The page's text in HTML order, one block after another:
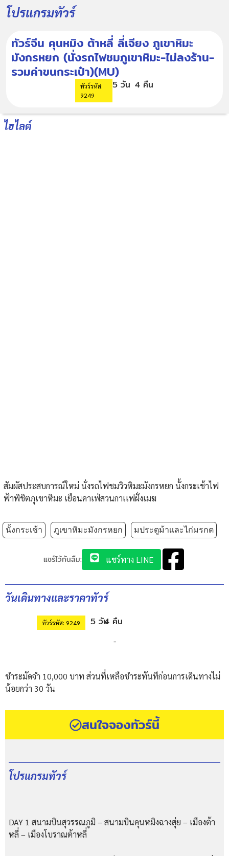
โปรแกรมทัวร์
ทัวร์จีน คุนหมิง ต้าหลี่ ลี่เจียง ภูเขาหิมะ
มังกรหยก (นั่งรถไฟชมภูเขาหิมะ-ไม่ลงร้าน-
รวมค่าขนกระเป๋า)(MU)
ทัวร์รหัส:
9249
5 วัน 4 คืน
ไฮไลต์
สัมผัสประสบการณ์ใหม่ นั่งรถไฟชมวิวหิมะมังกรหยก นั้งกระเช้าไฟ
ฟ้าพิชิตภุเขาหิมะ เยือนคาเฟ่สวนกาเเฟฝั่งเมฆ
นั้งกระเช้า ภูเขาหิมะมังกรหยก มประตูม้าเเละไก่มรกต
แชร์ไว้กันลืม: แชร์ทาง LINE
วันเดินทางและราคาทัวร์
ทัวร์รหัส: 9249 5 วัน4 คืน
-
ชำระมัดจำ 10,000 บาท ส่วนที่เหลือชำระทันทีก่อนการเดินทางไม่
น้อยกว่า 30 วัน
สนใจจองทัวร์นี้
โปรแกรมทัวร์
DAY 1 สนามบินสุวรรณภูมิ – สนามบินคุนหมิงฉางสุ่ย – เมืองต้า
หลี่ – เมืองโบราณต้าหลี่